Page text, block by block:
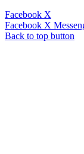
Facebook X
Facebook X
Back to top button